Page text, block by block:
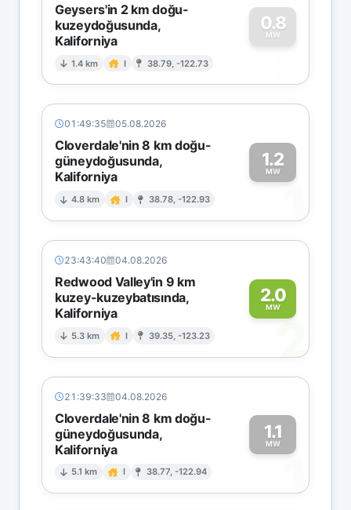
Geysers'in 2 km doğu-
kuzeydoğusunda,
Kaliforniya
1.4 km I 38.79, -122.73
0.8
MW
0
01:49:35 05.08.2026
Cloverdale'nin 8 km doğu-
güneydoğusunda,
Kaliforniya
4.8 km I 38.78, -122.93
1.2
MW
1
23:43:40 04.08.2026
Redwood Valley'in 9 km
kuzey-kuzeybatısında,
Kaliforniya
5.3 km I 39.35, -123.23
2.0
MW
2
21:39:33 04.08.2026
Cloverdale'nin 8 km doğu-
güneydoğusunda,
Kaliforniya
5.1 km I 38.77, -122.94
1.1
MW
1